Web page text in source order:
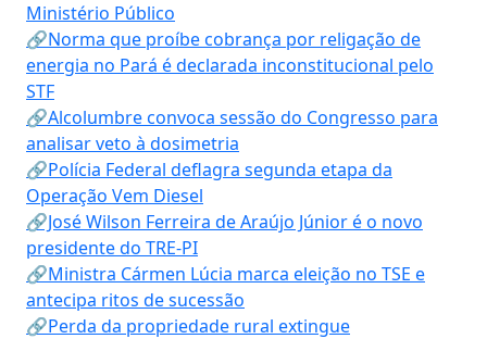
Ministério Público
🔗Norma que proíbe cobrança por religação de
energia no Pará é declarada inconstitucional pelo
STF
🔗Alcolumbre convoca sessão do Congresso para
analisar veto à dosimetria
🔗Polícia Federal deflagra segunda etapa da
Operação Vem Diesel
🔗José Wilson Ferreira de Araújo Júnior é o novo
presidente do TRE-PI
🔗Ministra Cármen Lúcia marca eleição no TSE e
antecipa ritos de sucessão
🔗Perda da propriedade rural extingue